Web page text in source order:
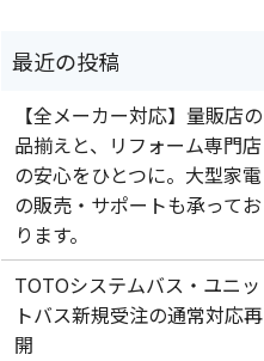
【全メーカー対応】量販店の
品揃えと、リフォーム専門店
の安心をひとつに。大型家電
の販売・サポートも承ってお
ります。
TOTOシステムバス・ユニッ
トバス新規受注の通常対応再
開